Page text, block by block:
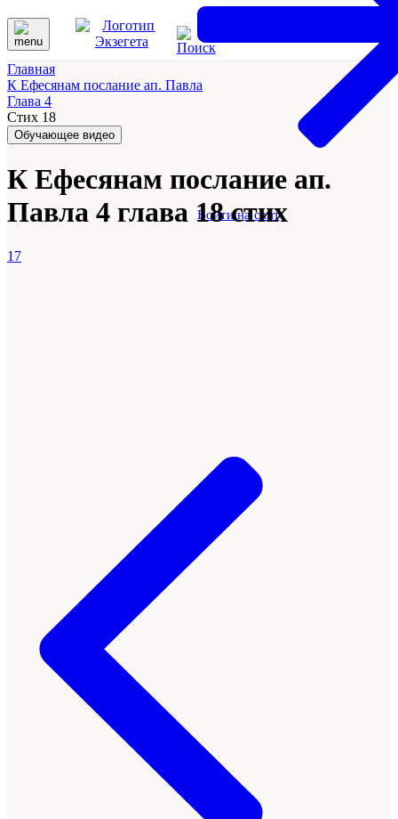
Войти на сайт
Главная
К Ефесянам послание ап. Павла
Глава 4
Стих 18
Обучающее видео
К Ефесянам послание ап.
Павла 4 глава 18 стих
17